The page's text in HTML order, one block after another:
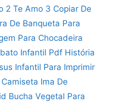
2 Te Amo 3 Copiar De
De Banqueta Para
Para Chocadeira
Infantil Pdf História
Infantil Para Imprimir
Ima De
Bucha Vegetal Para